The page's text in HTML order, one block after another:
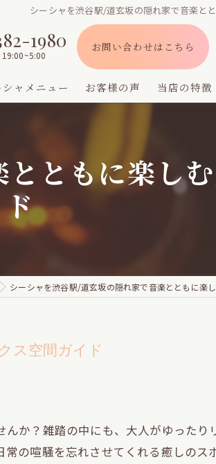
シーシャを渋谷駅/道玄坂の隠れ家で音楽と
1980
19:00~5:00
お問い合わせはこちら
シャメニュー お客様の声 当店の特徴
深夜営業
デート
ともに楽し
シーシャを渋谷駅/道玄坂の隠れ家で音楽とともに楽
ス空間ガイド
か？雑踏の中にも、大人がゆったり
の喧騒を忘れさせてくれる癒しのス